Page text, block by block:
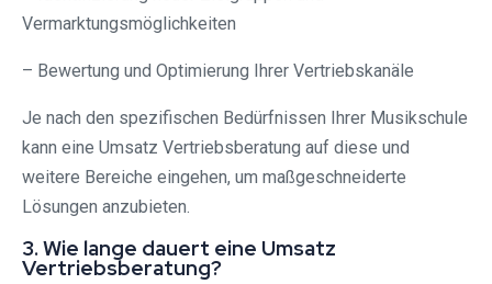
Vermarktungsmöglichkeiten
– Bewertung und Optimierung Ihrer Vertriebskanäle
Je nach den spezifischen Bedürfnissen Ihrer Musikschule
kann eine Umsatz Vertriebsberatung auf diese und
weitere Bereiche eingehen, um maßgeschneiderte
Lösungen anzubieten.
3. Wie lange dauert eine Umsatz
Vertriebsberatung?